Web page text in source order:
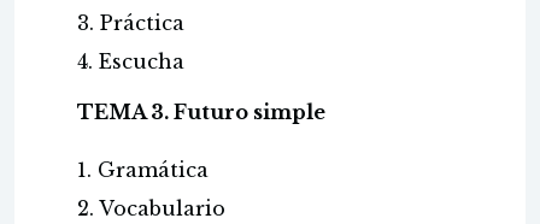
3. Práctica
4. Escucha
TEMA 3. Futuro simple
1. Gramática
2. Vocabulario